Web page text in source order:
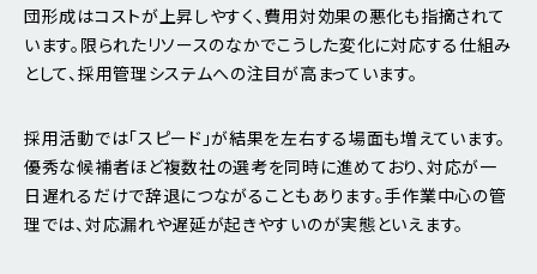
団形成はコストが上昇しやすく、費用対効果の悪化も指摘されて
います。限られたリソースのなかでこうした変化に対応する仕組み
として、採用管理システムへの注目が高まっています。
採用活動では「スピード」が結果を左右する場面も増えています。
優秀な候補者ほど複数社の選考を同時に進めており、対応が一
日遅れるだけで辞退につながることもあります。手作業中心の管
理では、対応漏れや遅延が起きやすいのが実態といえます。